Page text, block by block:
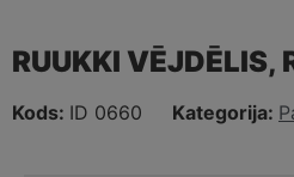
RUUKKI VĒJDĒLIS,
Kods: ID 0660 Kategorija: